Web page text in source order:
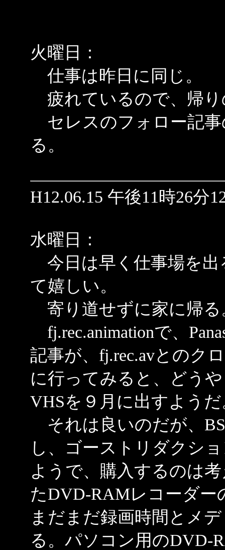
火曜日：
仕事は昨日に同じ。
疲れているので、帰り
セレスのフォロー記事
る。
H12.06.15 午後11時26分
水曜日：
今日は早く仕事場を出
て嬉しい。
寄り道せずに家に帰る
fj.rec.animationで、
記事が、fj.rec.avとのク
に行ってみると、どうや
VHSを９月に出すようだ
それは良いのだが、
し、ゴーストリダクシ
ようで、購入するのは
たDVD-RAMレコーダー
まだまだ録画時間とメ
る。パソコン用のDVD-